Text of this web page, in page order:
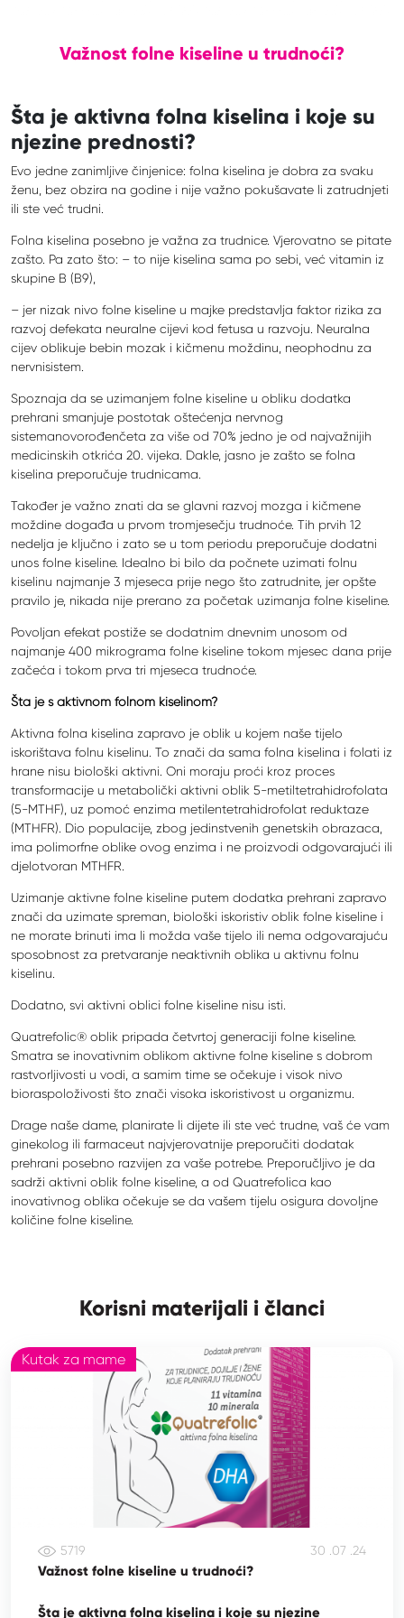
Važnost folne kiseline u trudnoći?
Šta je aktivna folna kiselina i koje su
njezine prednosti?
Evo jedne zanimljive činjenice: folna kiselina je dobra za svaku
ženu, bez obzira na godine i nije važno pokušavate li zatrudnjeti
ili ste već trudni.
Folna kiselina posebno je važna za trudnice. Vjerovatno se pitate
zašto. Pa zato što: – to nije kiselina sama po sebi, već vitamin iz
skupine B (B9),
– jer nizak nivo folne kiseline u majke predstavlja faktor rizika za
razvoj defekata neuralne cijevi kod fetusa u razvoju. Neuralna
cijev oblikuje bebin mozak i kičmenu moždinu, neophodnu za
nervnisistem.
Spoznaja da se uzimanjem folne kiseline u obliku dodatka
prehrani smanjuje postotak oštećenja nervnog
sistemanovorođenčeta za više od 70% jedno je od najvažnijih
medicinskih otkrića 20. vijeka. Dakle, jasno je zašto se folna
kiselina preporučuje trudnicama.
Također je važno znati da se glavni razvoj mozga i kičmene
moždine događa u prvom tromjesečju trudnoće. Tih prvih 12
nedelja je ključno i zato se u tom periodu preporučuje dodatni
unos folne kiseline. Idealno bi bilo da počnete uzimati folnu
kiselinu najmanje 3 mjeseca prije nego što zatrudnite, jer opšte
pravilo je, nikada nije prerano za početak uzimanja folne kiseline.
Povoljan efekat postiže se dodatnim dnevnim unosom od
najmanje 400 mikrograma folne kiseline tokom mjesec dana prije
začeća i tokom prva tri mjeseca trudnoće.
Šta je s aktivnom folnom kiselinom?
Aktivna folna kiselina zapravo je oblik u kojem naše tijelo
iskorištava folnu kiselinu. To znači da sama folna kiselina i folati iz
hrane nisu biološki aktivni. Oni moraju proći kroz proces
transformacije u metabolički aktivni oblik 5-metiltetrahidrofolata
(5-MTHF), uz pomoć enzima metilentetrahidrofolat reduktaze
(MTHFR). Dio populacije, zbog jedinstvenih genetskih obrazaca,
ima polimorfne oblike ovog enzima i ne proizvodi odgovarajući ili
djelotvoran MTHFR.
Uzimanje aktivne folne kiseline putem dodatka prehrani zapravo
znači da uzimate spreman, biološki iskoristiv oblik folne kiseline i
ne morate brinuti ima li možda vaše tijelo ili nema odgovarajuću
sposobnost za pretvaranje neaktivnih oblika u aktivnu folnu
kiselinu.
Dodatno, svi aktivni oblici folne kiseline nisu isti.
Quatrefolic® oblik pripada četvrtoj generaciji folne kiseline.
Smatra se inovativnim oblikom aktivne folne kiseline s dobrom
rastvorljivosti u vodi, a samim time se očekuje i visok nivo
bioraspoloživosti što znači visoka iskoristivost u organizmu.
Drage naše dame, planirate li dijete ili ste već trudne, vaš će vam
ginekolog ili farmaceut najvjerovatnije preporučiti dodatak
prehrani posebno razvijen za vaše potrebe. Preporučljivo je da
sadrži aktivni oblik folne kiseline, a od Quatrefolica kao
inovativnog oblika očekuje se da vašem tijelu osigura dovoljne
količine folne kiseline.
Korisni materijali i članci
Kutak za mame
5719 30 .07 .24
Važnost folne kiseline u trudnoći?
Šta je aktivna folna kiselina i koje su njezine